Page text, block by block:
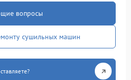
вопросы
сушильных машин